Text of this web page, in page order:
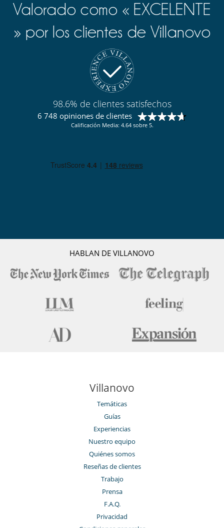
Valorado como « EXCELENTE
» por los clientes de Villanovo
98.6% de clientes satisfechos
6 748 opiniones de clientes
Calificación Media: 4.64 sobre 5.
HABLAN DE VILLANOVO
Villanovo
Temáticas
Guías
Experiencias
Nuestro equipo
Quiénes somos
Reseñas de clientes
Trabajo
Prensa
F.A.Q.
Privacidad